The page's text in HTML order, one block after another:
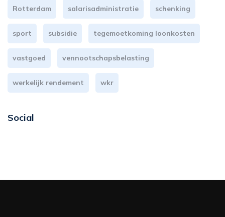
Rotterdam salarisadministratie schenking
sport subsidie tegemoetkoming loonkosten
vastgoed vennootschapsbelasting
werkelijk rendement wkr
Social